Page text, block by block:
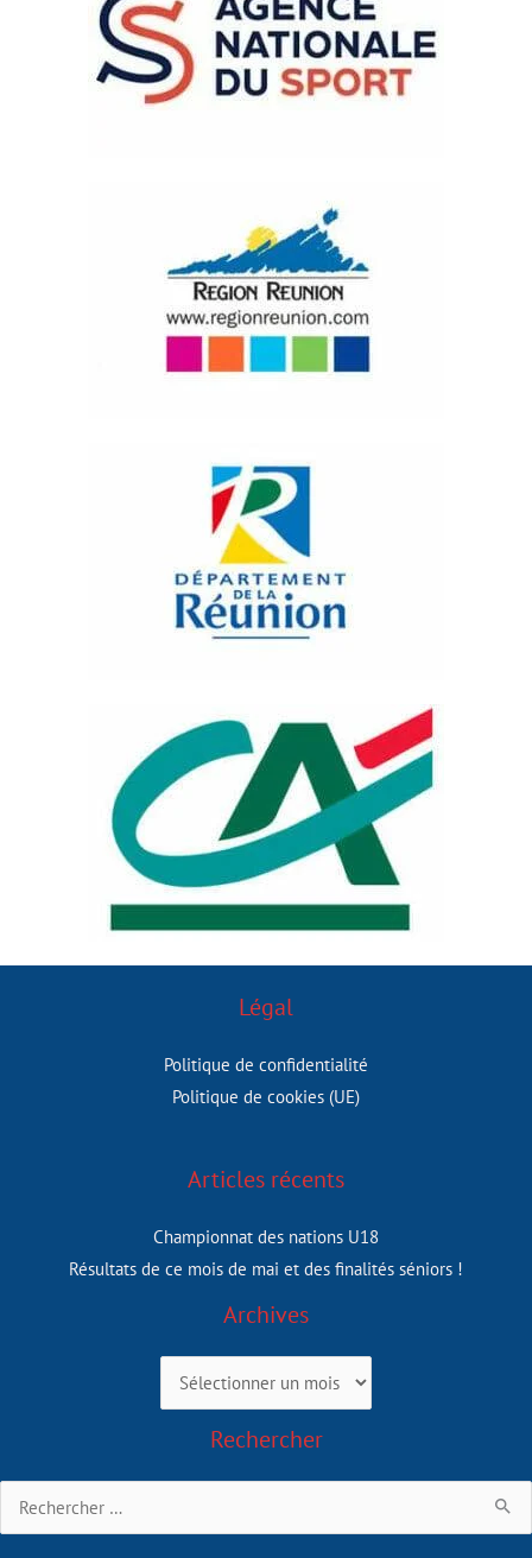
Légal
Politique de confidentialité
Politique de cookies (UE)
Articles récents
Championnat des nations U18
Résultats de ce mois de mai et des finalités séniors !
Archives
Rechercher
Rechercher :